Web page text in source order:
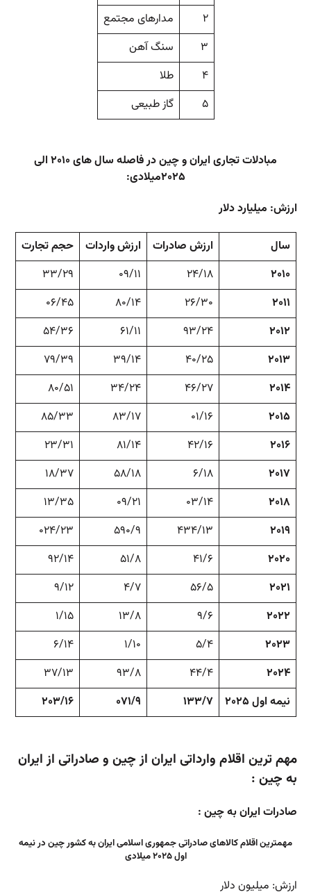
۲
مدارهای مجتمع
۳
سنگ آهن
۴
طلا
۵
گاز طبیعی
مبادلات تجاری ایران و چین در فاصله سال های ۲۰۱۰ الی
۲۰۲۵میلادی:
ارزش: میلیارد دلار
سال ارزش صادرات ارزش واردات
حجم تجارت
۲۰۱۰
۲۴/۱۸ ۰۹/۱۱
۳۳/۲۹
۲۰۱۱
۲۶/۳۰ ۸۰/۱۴
۰۶/۴۵
۲۰۱۲
۹۳/۲۴ ۶۱/۱۱
۵۴/۳۶
۲۰۱۳
۴۰/۲۵ ۳۹/۱۴
۷۹/۳۹
۲۰۱۴
۴۶/۲۷ ۳۴/۲۴
۸۰/۵۱
۲۰۱۵
۰۱/۱۶ ۸۳/۱۷
۸۵/۳۳
۲۰۱۶
۴۲/۱۶ ۸۱/۱۴
۲۳/۳۱
۲۰۱۷
۶/۱۸ ۵۸/۱۸
۱۸/۳۷
۲۰۱۸
۰۳/۱۴ ۰۹/۲۱
۱۳/۳۵
۲۰۱۹
۴۳۴/۱۳ ۵۹۰/۹
۰۲۴/۲۳
۲۰۲۰
۴۱/۶ ۵۱/۸
۹۲/۱۴
۲۰۲۱
۵۶/۵ ۴/۷
۹/۱۲
۲۰۲۲
۹/۶ ۱۳/۸
۱/۱۵
۲۰۲۳
۵/۴ ۱/۱۰
۶/۱۴
۲۰۲۴
۴۴/۴ ۹۳/۸
۳۷/۱۳
نیمه اول ۲۰۲۵
۱۳۳/۷ ۰۷۱/۹ ۲۰۳/۱۶
مهم ترین اقلام وارداتی ایران از چین و صادراتی از ایران
به چین :
صادرات ایران به چین :
مهمترین اقلام کالاهای صادراتی جمهوری اسلامی ایران به کشور چین در نیمه
اول ۲۰۲۵ میلادی
ارزش: میلیون دلار